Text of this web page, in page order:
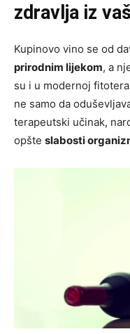
zdravlja iz
Kupinovo vino se od
prirodnim lijekom, a
su i u modernoj
ne samo da
terapeutski učinak,
opšte slabosti